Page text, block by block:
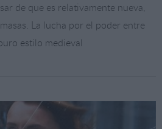
de que es relativamente nueva,
La lucha por el poder entre
estilo medieval